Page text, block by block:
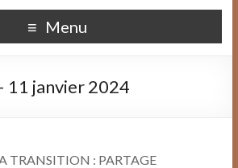
Menu
11 janvier 2024
TRANSITION : PARTAGE